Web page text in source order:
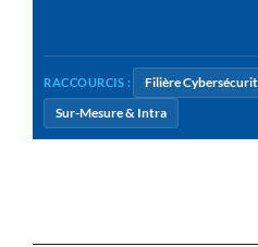
RACCOURCIS : Filière
Sur-Mesure & Intra